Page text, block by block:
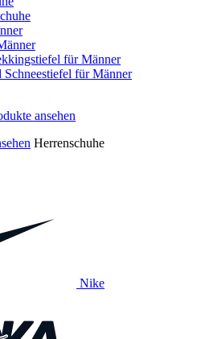
für Männer
Schneestiefel für Männer
Herrenschuhe
Nike